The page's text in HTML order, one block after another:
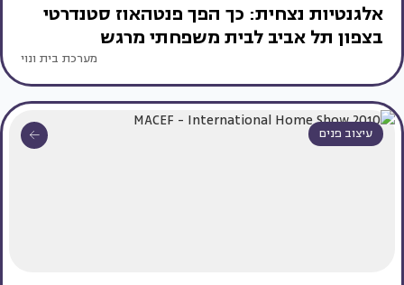
אלגנטיות נצחית: כך הפך פנטהאוז סטנדרטי
בצפון תל אביב לבית משפחתי מרגש
מערכת בית ונוי
עיצוב פנים